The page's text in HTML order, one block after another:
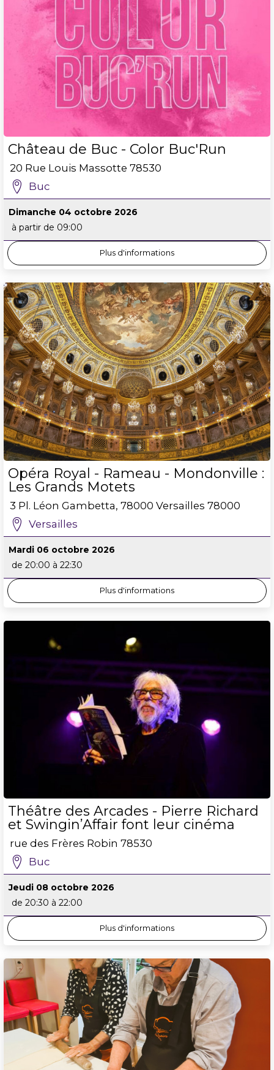
Château de Buc - Color Buc'Run
20 Rue Louis Massotte 78530
Buc
Dimanche 04 octobre 2026
à partir de 09:00
Plus d'informations
Opéra Royal - Rameau - Mondonville :
Les Grands Motets
3 Pl. Léon Gambetta, 78000 Versailles 78000
Versailles
Mardi 06 octobre 2026
de 20:00 à 22:30
Plus d'informations
Théâtre des Arcades - Pierre Richard
et Swingin’Affair font leur cinéma
rue des Frères Robin 78530
Buc
Jeudi 08 octobre 2026
de 20:30 à 22:00
Plus d'informations